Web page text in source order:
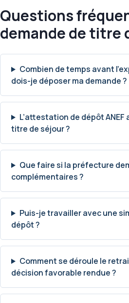
Questions
demande de titre
Combien de temps avant
dois-je déposer ma demande ?
L’attestation de dépôt
titre de séjour ?
Que faire si la préfecture
complémentaires ?
Puis-je travailler avec une
dépôt ?
Comment se déroule le
décision favorable rendue ?